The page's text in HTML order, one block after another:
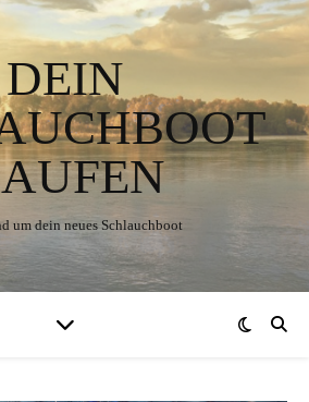
DEIN
um dein neues Schlauchboot